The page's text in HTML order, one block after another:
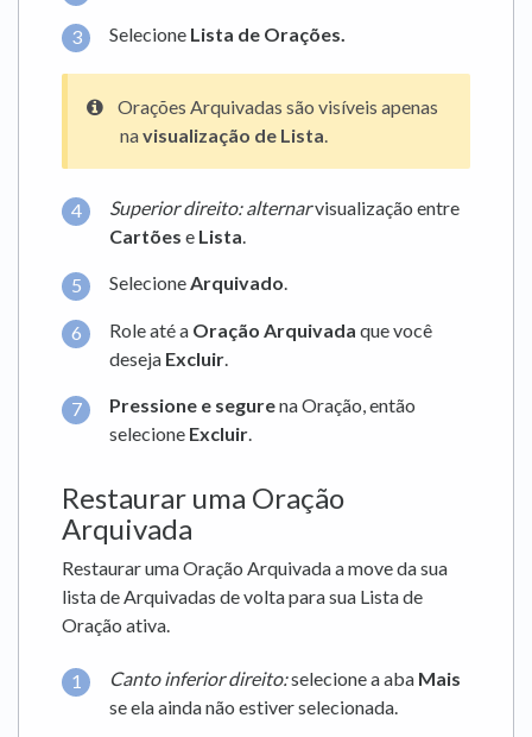
Selecione Lista de Orações.
Orações Arquivadas são visíveis apenas
navisualização de Lista
Superior direito: alternarvisualização entre
Cartões e Lista
SelecioneArquivado.
Role até a Oração Arquivada que você
deseja Excluir
Pressione e segurena Oração, então
selecione Excluir.
Restaurar uma Oração
Arquivada
Restaurar uma Oração Arquivada a move da sua
lista de Arquivadas de volta para sua Lista de
Oração ativa.
Canto inferior direito:selecione a aba Mais
se ela ainda não estiver selecionada.